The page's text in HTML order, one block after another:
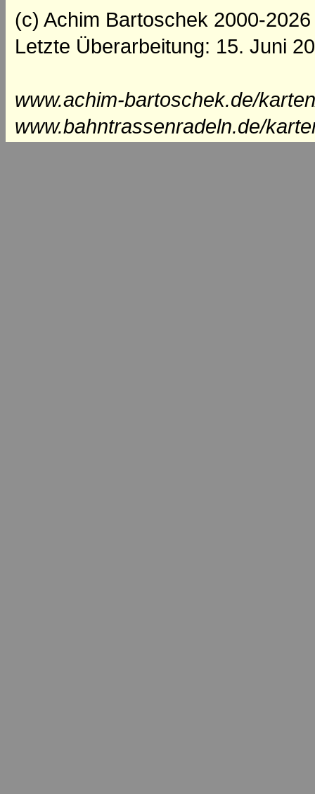
(c) Achim Bartoschek 2000-2026
Letzte Überarbeitung: 15. Juni
www.achim-bartoschek.de/
www.bahntrassenradeln.de/